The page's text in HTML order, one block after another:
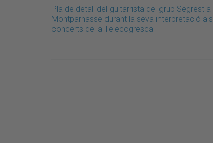
Pla de detall del guitarrista del grup Segrest a
Montparnasse durant la seva interpretació als
concerts de la Telecogresca